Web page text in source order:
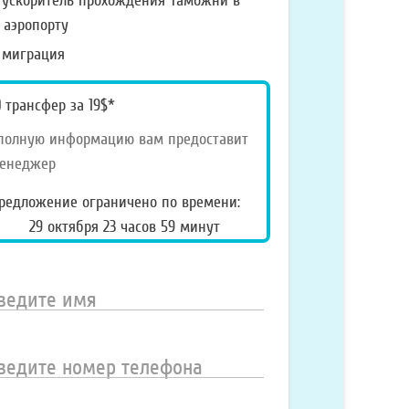
аэропорту
трансфер за 19$*
информацию вам предоставит
ограничено по времени:
29 октября 23 часов 59 минут